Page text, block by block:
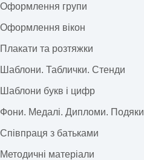
Оформлення групи
Оформлення вікон
Плакати та розтяжки
Шаблони. Таблички. Стенди
Шаблони букв і цифр
Фони. Медалі. Дипломи. Подяки
Співпраця з батьками
Методичні матеріали